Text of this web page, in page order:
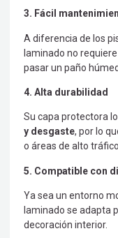
3. Fácil
A diferencia de los
laminado no
pasar un paño
4. Alta durabilidad
Su capa protectora
y desgaste, por lo
o áreas de alto
5. Compatible con
Ya sea un entorno
laminado se adapta
decoración interior.